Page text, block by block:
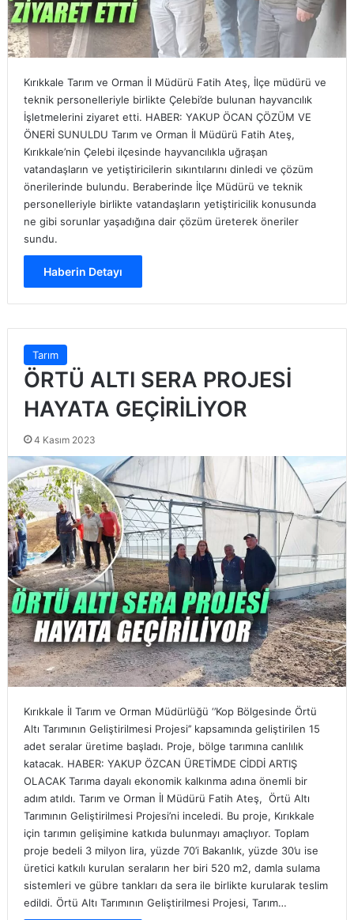
Kırıkkale Tarım ve Orman İl Müdürü Fatih Ateş, İlçe müdürü ve
teknik personelleriyle birlikte Çelebi’de bulunan hayvancılık
İşletmelerini ziyaret etti. HABER: YAKUP ÖCAN ÇÖZÜM VE
ÖNERİ SUNULDU Tarım ve Orman İl Müdürü Fatih Ateş,
Kırıkkale’nin Çelebi ilçesinde hayvancılıkla uğraşan
vatandaşların ve yetiştiricilerin sıkıntılarını dinledi ve çözüm
önerilerinde bulundu. Beraberinde İlçe Müdürü ve teknik
personelleriyle birlikte vatandaşların yetiştiricilik konusunda
ne gibi sorunlar yaşadığına dair çözüm üreterek öneriler
sundu.
Haberin Detayı
Tarım
ÖRTÜ ALTI SERA PROJESİ
HAYATA GEÇİRİLİYOR
4 Kasım 2023
Kırıkkale İl Tarım ve Orman Müdürlüğü ‘’Kop Bölgesinde Örtü
Altı Tarımının Geliştirilmesi Projesi’’ kapsamında geliştirilen 15
adet seralar üretime başladı. Proje, bölge tarımına canlılık
katacak. HABER: YAKUP ÖZCAN ÜRETİMDE CİDDİ ARTIŞ
OLACAK Tarıma dayalı ekonomik kalkınma adına önemli bir
adım atıldı. Tarım ve Orman İl Müdürü Fatih Ateş, Örtü Altı
Tarımının Geliştirilmesi Projesi’ni inceledi. Bu proje, Kırıkkale
için tarımın gelişimine katkıda bulunmayı amaçlıyor. Toplam
proje bedeli 3 milyon lira, yüzde 70’i Bakanlık, yüzde 30’u ise
üretici katkılı kurulan seraların her biri 520 m2, damla sulama
sistemleri ve gübre tankları da sera ile birlikte kurularak teslim
edildi. Örtü Altı Tarımının Geliştirilmesi Projesi, Tarım…